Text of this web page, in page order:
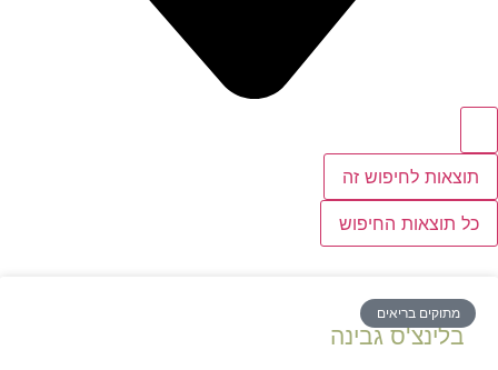
תוצאות לחיפוש זה
כל תוצאות החיפוש
מתוקים בריאים
בלינצ'ס גבינה